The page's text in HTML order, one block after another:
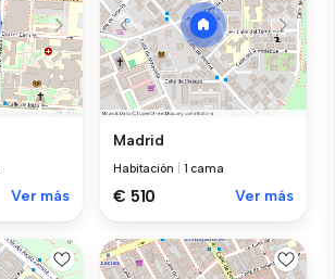
Ver más
Madrid
Habitación 1 cama
€ 510 Ver más